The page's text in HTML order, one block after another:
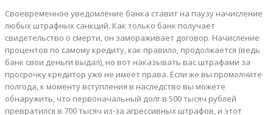
Своевременное уведомление банка ставит на паузу начисление
любых штрафных санкций. Как только банк получает
свидетельство о смерти, он замораживает договор. Начисление
процентов по самому кредиту, как правило, продолжается (ведь
банк свои деньги выдал), но вот наказывать вас штрафами за
просрочку кредитор уже не имеет права. Если же вы промолчите
полгода, к моменту вступления в наследство вы можете
обнаружить, что первоначальный долг в 500 тысяч рублей
превратился в 700 тысяч из-за агрессивных штрафов, и этот